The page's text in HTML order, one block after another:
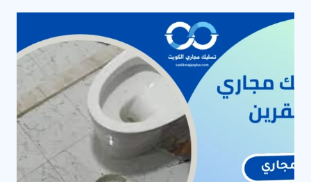
67631760
خدمة
سريعة
وطوارئ
24
ساعة